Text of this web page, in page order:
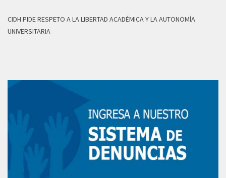
CIDH PIDE RESPETO A LA LIBERTAD ACADÉMICA Y LA AUTONOMÍA
UNIVERSITARIA